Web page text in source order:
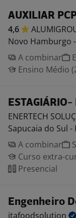
AUXILIAR
4,6
Novo Hamburgo -
A combinar
Ensino Médio
ENERTECH
Sapucaia do Sul -
A combinar
Curso extra-
Presencial
Engenheiro
itafoodsolution